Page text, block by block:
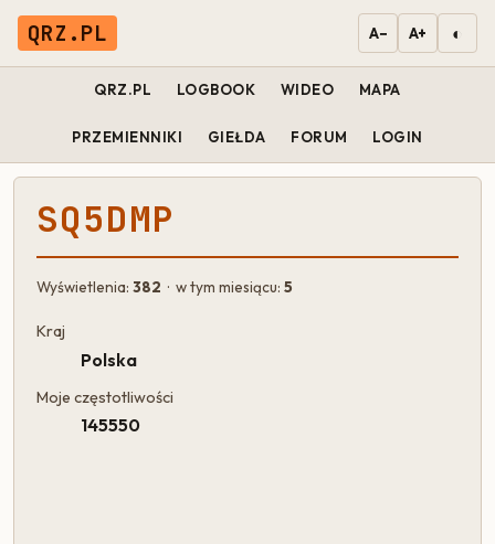
QRZ.PL A− A+ ◐
QRZ.PL LOGBOOK WIDEO MAPA
PRZEMIENNIKI GIEŁDA FORUM LOGIN
SQ5DMP
Wyświetlenia: 382 · w tym miesiącu: 5
Kraj
Polska
Moje częstotliwości
145550